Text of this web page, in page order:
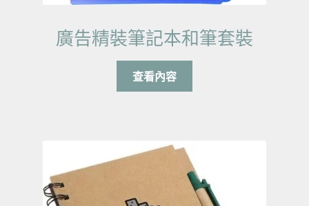
廣告精裝筆記本和筆套裝
查看內容